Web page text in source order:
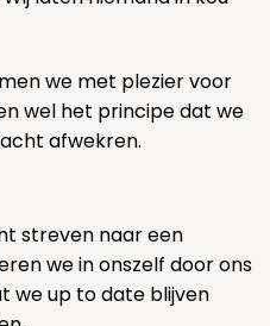
we met plezier voor
wel het principe dat we
afwekren.
streven naar een
we in onszelf door ons
we up to date blijven